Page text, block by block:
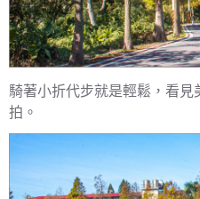
騎著小折代步就是輕鬆，看
拍。